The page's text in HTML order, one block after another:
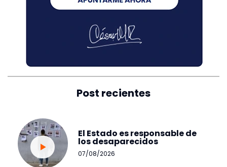
Post recientes
El Estado es responsable de
los desaparecidos
07/08/2026